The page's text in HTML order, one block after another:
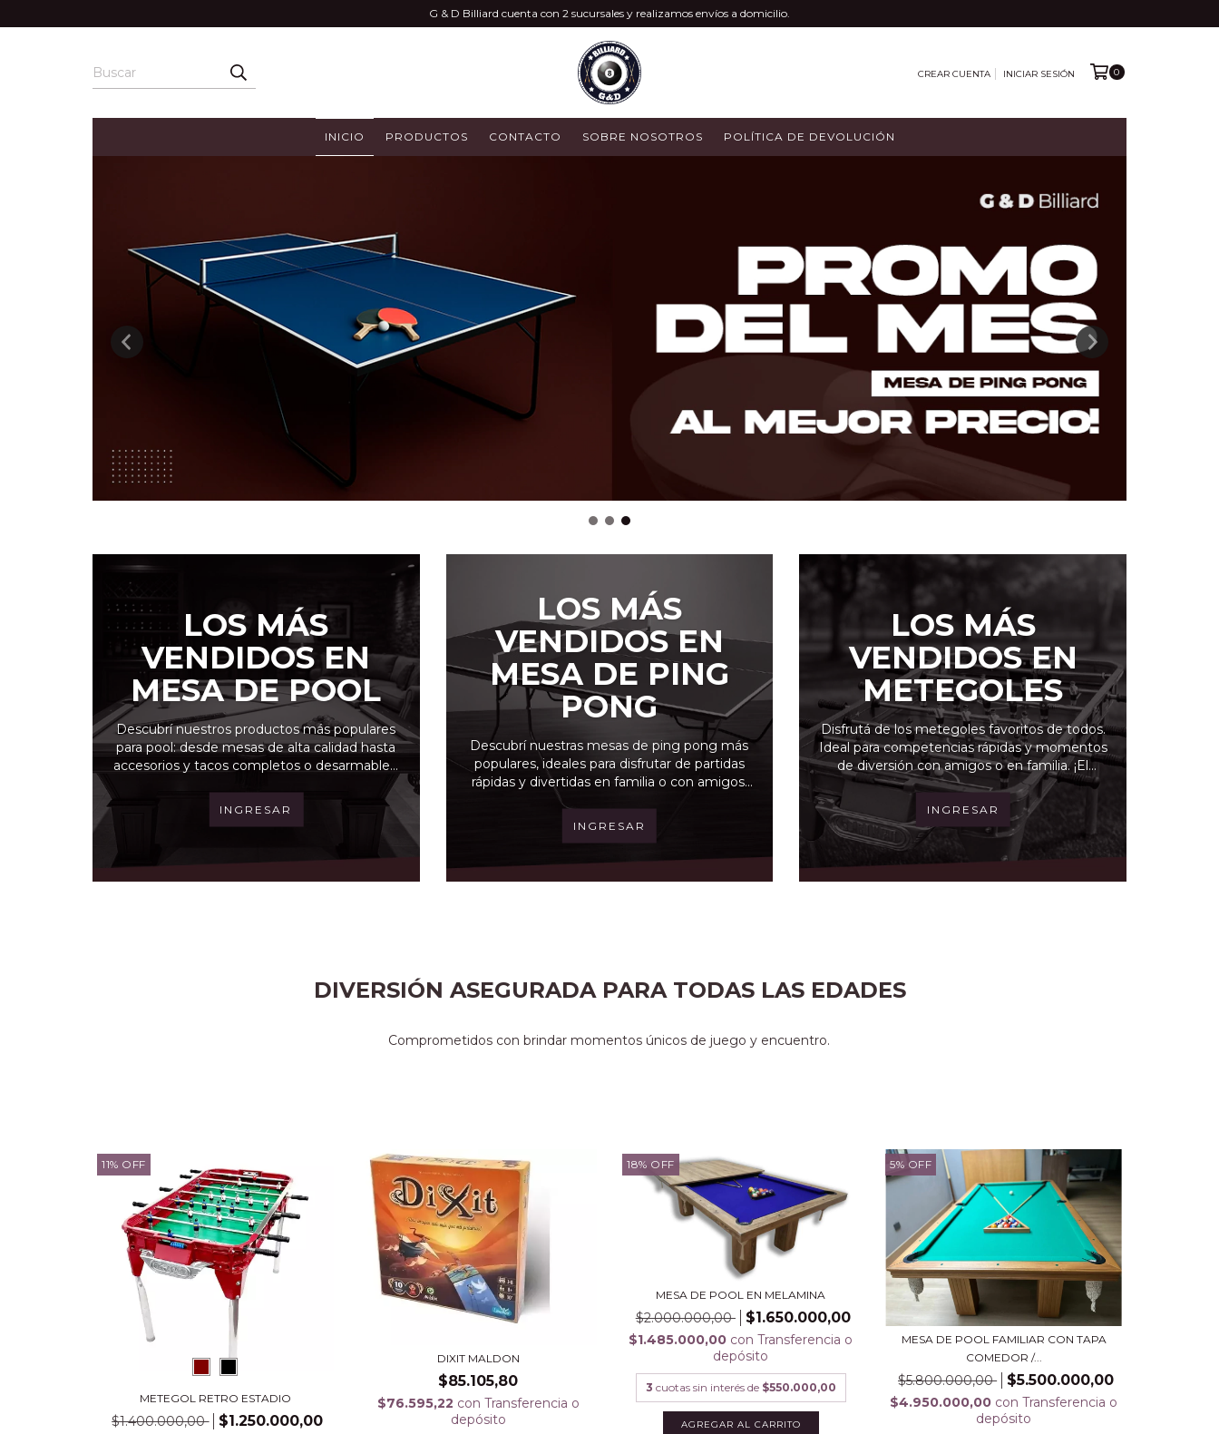
G & D Billiard cuenta con 2 sucursales y realizamos envíos a domicilio.
CREAR CUENTA INICIAR SESIÓN 0
INICIO PRODUCTOS CONTACTO SOBRE NOSOTROS POLÍTICA DE DEVOLUCIÓN
LOS MÁS
VENDIDOS EN
MESA DE POOL
Descubrí nuestros productos más populares
para pool: desde mesas de alta calidad hasta
accesorios y tacos completos o desarmables,
INGRESAR
LOS MÁS
VENDIDOS EN
MESA DE PING
PONG
Descubrí nuestras mesas de ping pong más
populares, ideales para disfrutar de partidas
rápidas y divertidas en familia o con amigos.
Calidad, estilo y diversión asegurada en cada
INGRESAR
LOS MÁS
VENDIDOS EN
METEGOLES
Disfrutá de los metegoles favoritos de todos.
Ideal para competencias rápidas y momentos
de diversión con amigos o en familia. ¡El
juego que nunca pasa de moda!
INGRESAR
DIVERSIÓN ASEGURADA PARA TODAS LAS EDADES
Comprometidos con brindar momentos únicos de juego y encuentro.
11% OFF
METEGOL RETRO ESTADIO
$1.400.000,00 $1.250.000,00
DIXIT MALDON
$85.105,80
$76.595,22 con Transferencia o
depósito
18% OFF
MESA DE POOL EN MELAMINA
$2.000.000,00 $1.650.000,00
$1.485.000,00 con Transferencia o
depósito
3 cuotas sin interés de $550.000,00
5% OFF
MESA DE POOL FAMILIAR CON TAPA
COMEDOR /...
$5.800.000,00 $5.500.000,00
$4.950.000,00 con Transferencia o
depósito